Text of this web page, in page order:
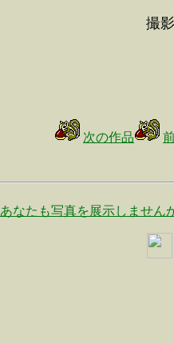
撮
次の作品
あなたも写真を展示しません